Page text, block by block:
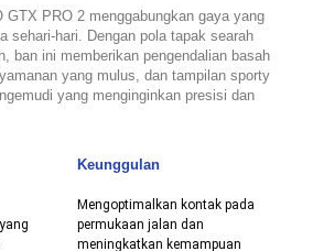
GTX PRO 2 menggabungkan gaya yang
sehari-hari. Dengan pola tapak searah
ban ini memberikan pengendalian basah
yang mulus, dan tampilan sporty
yang menginginkan presisi dan
Keunggulan
Mengoptimalkan kontak pada
permukaan jalan dan
meningkatkan kemampuan